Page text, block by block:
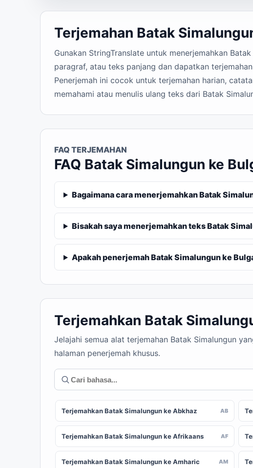
Terjemahan Batak
Gunakan StringTranslate untuk menerjemahkan
paragraf, atau teks panjang dan dapatkan
Penerjemah ini cocok untuk terjemahan harian,
memahami atau menulis ulang teks dari Batak
FAQ TERJEMAHAN
FAQ Batak Simalungun ke
Bagaimana cara menerjemahkan Batak
Bisakah saya menerjemahkan teks Batak
Apakah penerjemah Batak Simalungun ke
Terjemahkan Batak
Jelajahi semua alat terjemahan Batak Simalungun
halaman penerjemah khusus.
Terjemahkan Batak Simalungun ke Abkhaz AB
Terjemahkan Batak Simalungun ke Afrikaans AF
Terjemahkan Batak Simalungun ke Amharic AM